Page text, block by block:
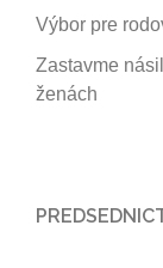
Výbor pre
Zastavme
ženách